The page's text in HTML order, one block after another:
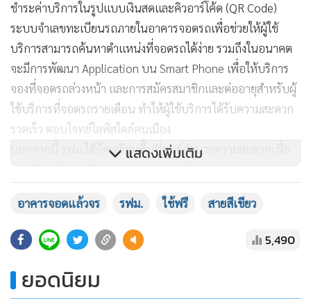
ชำระค่าบริการในรูปแบบเงินสดและคิวอาร์โค้ด (QR Code)
ระบบจำเลขทะเบียนรถภายในอาคารจอดรถเพื่อช่วยให้ผู้ใช้
บริการสามารถค้นหาตำแหน่งที่จอดรถได้ง่าย รวมถึงในอนาคต
จะมีการพัฒนา Application บน Smart Phone เพื่อให้บริการ
จองที่จอดรถล่วงหน้า และการสมัครสมาชิกและต่ออายุสำหรับผู้
ใช้บริการที่จอดรถรายเดือน ทำให้ผู้ใช้บริการได้รับความสะดวก
รวดเร็ว ตอบโจทย์ไลฟ์สไตล์คนเมือง
นอกจากนี้ รฟม.ได้จัดเตรียมพื้นที่ศูนย์อำนวยความสะดวกเพื่อ
การเชื่อมต่อการเดินทาง (Intermodal Transportation
อำนวยความสะดวกในการเดินทางเชื่อมต่อระหว่างรถไฟฟ้ากับ
ระบบขนส่งสาธารณะอื่นๆ เช่น จุดจอดรถโดยสารประจำทาง
ขสมก. จุดจอดรถโดยสารสาธารณะ ตามนโยบายของรัฐบาลใน
การพัฒนาโครงข่ายคมนาคมขนส่งมวลชนให้เชื่อมโยงต่อเนื่อง
กัน สามารถรองรับการเดินทางทุกรูปแบบ อันเป็นการยกระดับ
แสดงเพิ่มเติม
อาคารจอดแล้วจร รฟม. ใช้ฟรี สายสีเขียว
5,490
ยอดนิยม